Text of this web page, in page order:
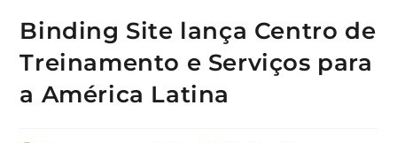
Binding Site lança Centro de
Treinamento e Serviços para
a América Latina